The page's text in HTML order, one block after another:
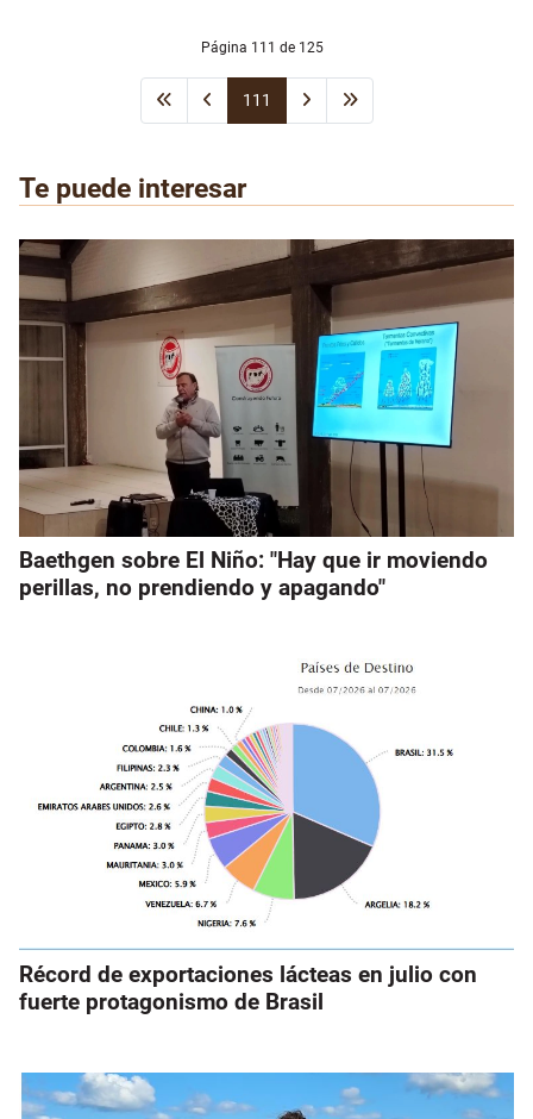
Página 111 de 125
111
Te puede interesar
Baethgen sobre El Niño: "Hay que ir moviendo
perillas, no prendiendo y apagando"
Récord de exportaciones lácteas en julio con
fuerte protagonismo de Brasil